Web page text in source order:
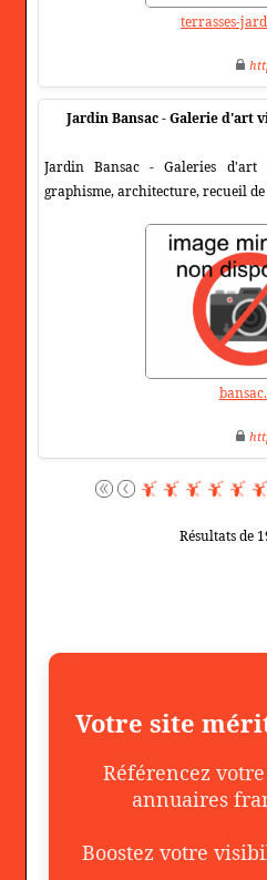
terrasses-
Jardin Bansac - Galerie d'art
Jardin Bansac - Galeries
graphisme, architecture, recueil de
Résultats de
Votre site
Référencez
annuaires
Boostez votre